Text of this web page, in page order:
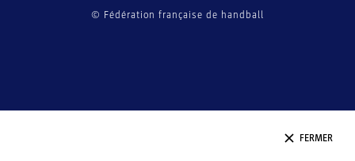
FERMER
© Fédération française de handball